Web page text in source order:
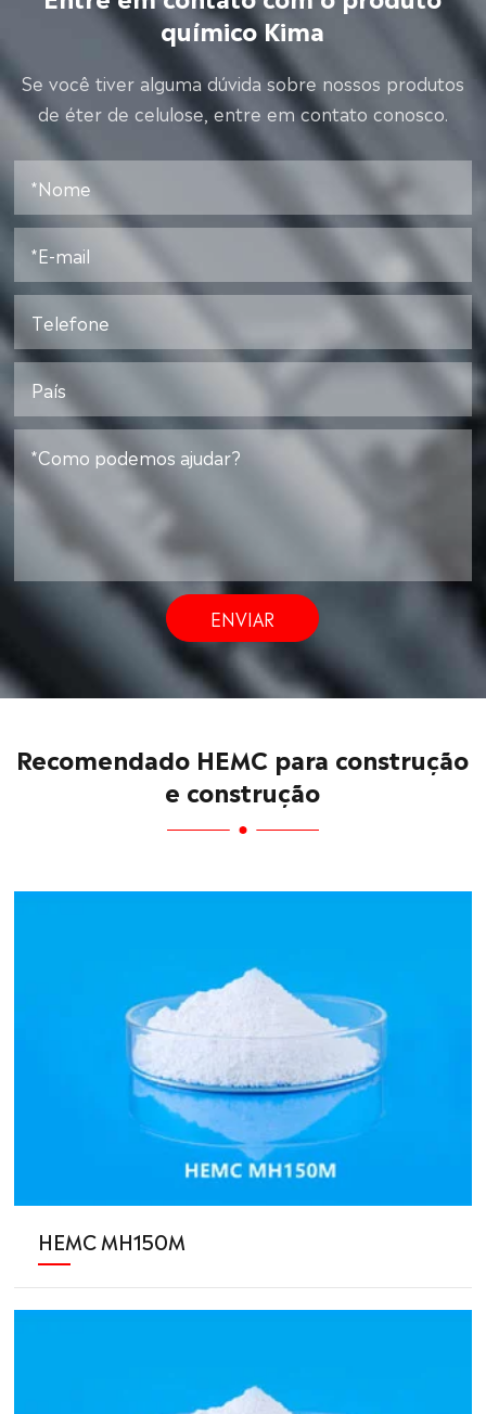
químico Kima
Se você tiver alguma dúvida sobre nossos produtos
de éter de celulose, entre em contato conosco.
ENVIAR
Recomendado HEMC para construção
e construção
HEMC MH150M